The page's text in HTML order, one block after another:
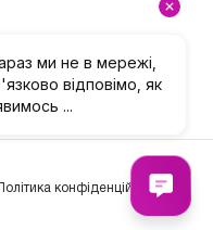
Політика конфіденційності